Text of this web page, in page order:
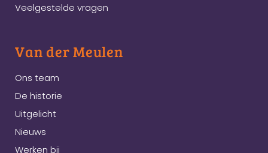
Veelgestelde vragen
Van der Meulen
Ons team
De historie
Uitgelicht
Nieuws
Werken bij